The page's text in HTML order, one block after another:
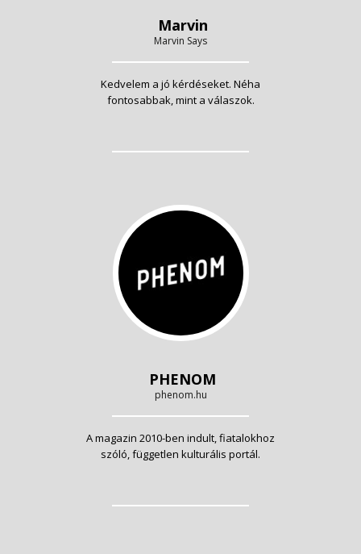
Marvin
Marvin Says
Kedvelem a jó kérdéseket. Néha
fontosabbak, mint a válaszok.
PHENOM
phenom.hu
A magazin 2010-ben indult, fiatalokhoz
szóló, független kulturális portál.